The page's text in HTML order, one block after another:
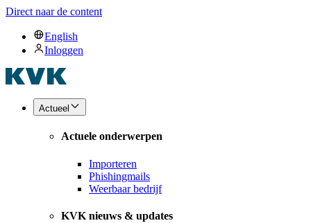
Direct naar de content
English
Inloggen
Actueel
Actuele onderwerpen
Importeren
Phishingmails
Weerbaar bedrijf
KVK nieuws & updates